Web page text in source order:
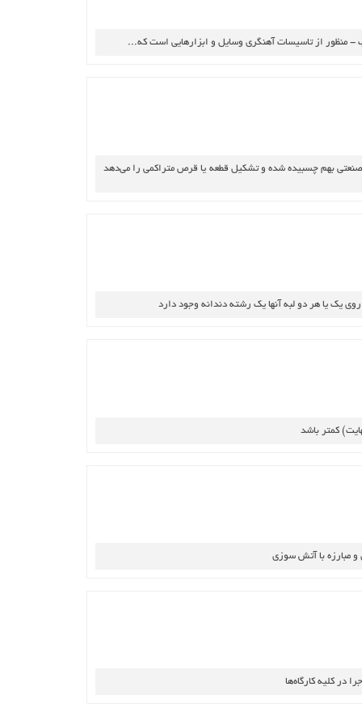
منظور از تاسيسات‌ آهنگري‌ وسايل‌ و ابزارهايي‌ است‌ كه‌...
بهم‌ چسبيده‌ شده‌ و تشكيل‌ قطعه‌ يا قرص‌ متراكمي‌ را مي‌دهد
يك‌ يا هر دو لبه‌ آنها يك‌ رشته‌ دندانه‌ وجود دارد